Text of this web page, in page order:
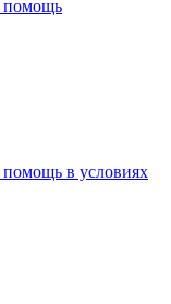
помощь
помощь в условиях